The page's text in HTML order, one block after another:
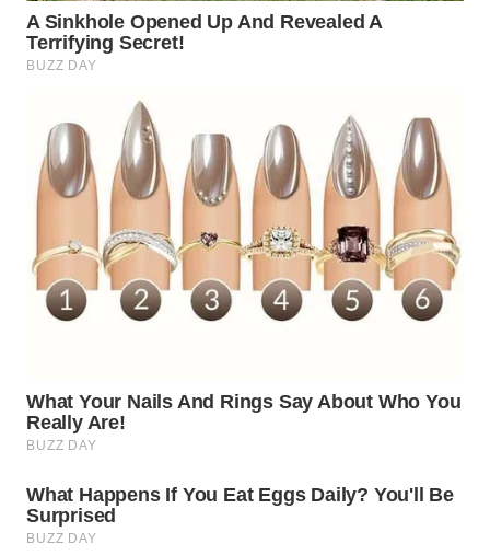
TEBING
TINGGI
WN
KARAWANG
WN
BEKASI
WN
DEPOK
WN
TAPANULI
UTARA